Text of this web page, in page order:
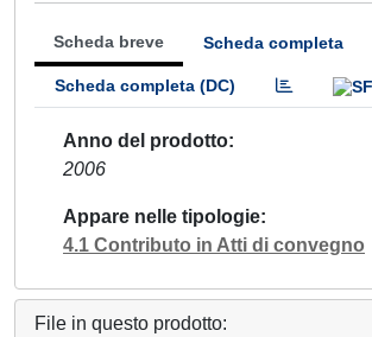
Scheda breve Scheda completa
Scheda completa (DC)
Anno del prodotto
2006
Appare nelle tipologie
4.1 Contributo in Atti di convegno
File in questo prodotto: